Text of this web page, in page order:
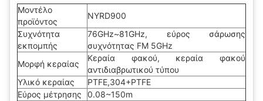
Μοντέλο
προϊόντος
NYRD900
Συχνότητα
εκπομπής
76GHz~81GHz, εύρος σάρωσης
συχνότητας FM 5GHz
Μορφή κεραίας
Κεραία φακού, κεραία φακού
αντιδιαβρωτικού τύπου
Υλικό κεραίας
PTFE,304+PTFE
Εύρος μέτρησης
0.08~150m